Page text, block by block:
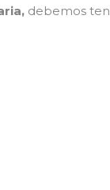
debemos